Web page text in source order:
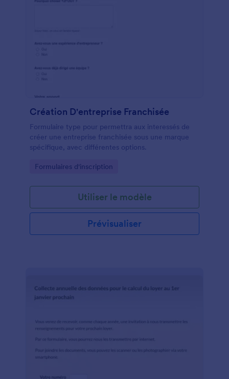
Création D'entreprise Franchisée
Formulaire type pour permettra aux interessés de
créer une entreprise franchisée sous une marque
spécifique, avec différentes options.
Go to Category:
Formulaires d'inscription
Utiliser le modèle
Prévisualiser